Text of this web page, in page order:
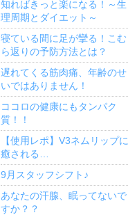
知ればきっと楽になる！～生
理周期とダイエット～
寝ている間に足が攣る！こむ
ら返りの予防方法とは？
遅れてくる筋肉痛、年齢のせ
いではありません！
ココロの健康にもタンパク
質！！
【使用レポ】V3ネムリップに
癒される…
9月スタッフシフト♪
あなたの汗腺、眠ってないで
すか？？